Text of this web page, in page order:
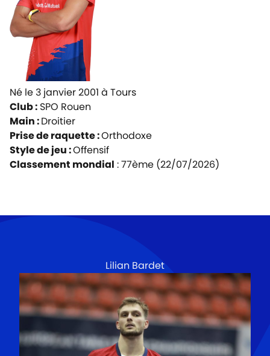
Né le 3 janvier 2001 à Tours
Club : SPO Rouen
Main :Droitier
Prise de raquette :Orthodoxe
Style de jeu :Offensif
Classement mondial : 77ème (22/07/2026)
Lilian Bardet